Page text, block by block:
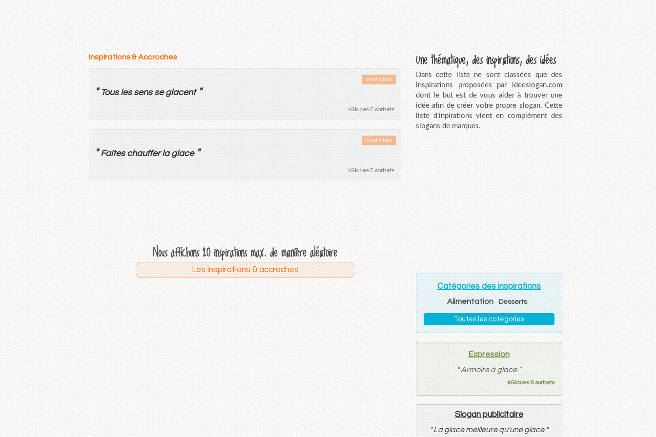
Inspirations & Accroches
Inspiration
" Tous les sens se glacent "
#Glaces & sorbets
Inspiration
" Faites chauffer la glace "
#Glaces & sorbets
Nous affichons 20 inspirations max. de manière aléatoire
Les inspirations & accroches
Une thématique, des inspirations, des idées
Dans cette liste ne sont classées que des
inspirations proposées par ideeslogan.com
dont le but est de vous aider à trouver une
idée afin de créer votre propre slogan. Cette
liste d'inpirations vient en complément des
slogans de marques.
Catégories des inspirations
Alimentation Desserts
Toutes les catégories
Expression
" Armoire à glace "
#Glaces & sorbets
Slogan publicitaire
" La glace meilleure qu'une glace "